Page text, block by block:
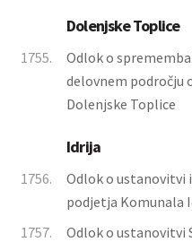
Dolenjske Toplice
1755.
Odlok o
delovnem področju
Dolenjske Toplice
Idrija
1756.
Odlok o ustanovitvi
podjetja Komunala
1757.
Odlok o ustanovitvi